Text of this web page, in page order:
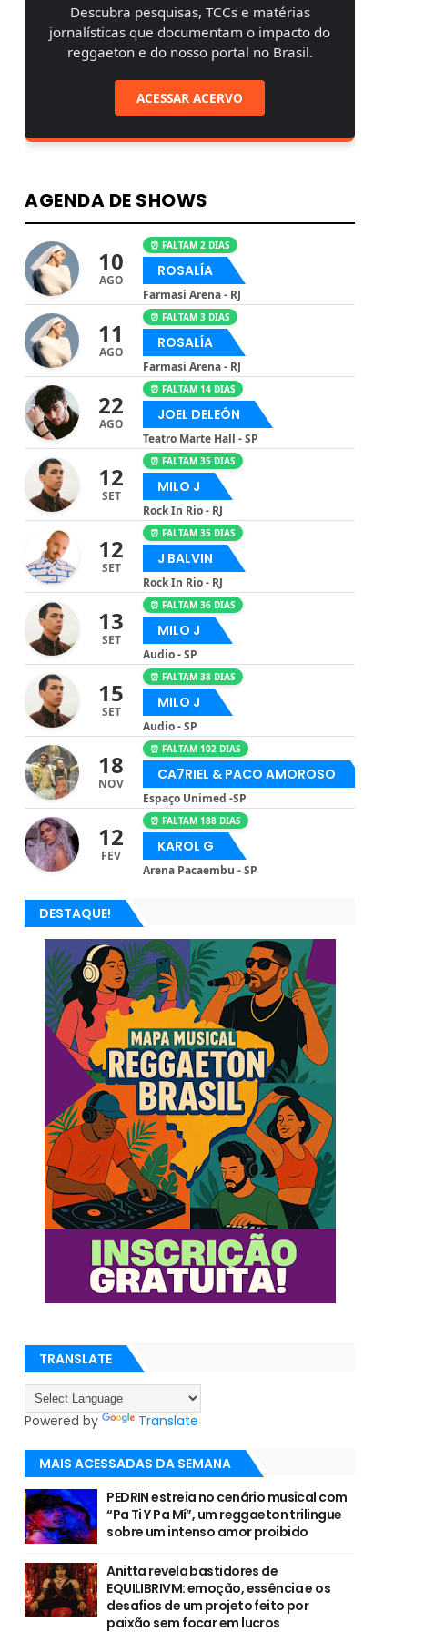
Descubra pesquisas, TCCs e matérias
jornalísticas que documentam o impacto do
reggaeton e do nosso portal no Brasil.
ACESSAR ACERVO
AGENDA DE SHOWS
10
AGO
⏰ FALTAM 2 DIAS
ROSALÍA
Farmasi Arena - RJ
11
AGO
⏰ FALTAM 3 DIAS
ROSALÍA
Farmasi Arena - RJ
22
AGO
⏰ FALTAM 14 DIAS
JOEL DELEÓN
Teatro Marte Hall - SP
12
SET
⏰ FALTAM 35 DIAS
MILO J
Rock In Rio - RJ
12
SET
⏰ FALTAM 35 DIAS
J BALVIN
Rock In Rio - RJ
13
SET
⏰ FALTAM 36 DIAS
MILO J
Audio - SP
15
SET
⏰ FALTAM 38 DIAS
MILO J
Audio - SP
18
NOV
⏰ FALTAM 102 DIAS
CA7RIEL & PACO AMOROSO
Espaço Unimed -SP
12
FEV
⏰ FALTAM 188 DIAS
KAROL G
Arena Pacaembu - SP
DESTAQUE!
TRANSLATE
Powered by Translate
MAIS ACESSADAS DA SEMANA
PEDRIN estreia no cenário musical com
“Pa Ti Y Pa Mí”, um reggaeton trilingue
sobre um intenso amor proibido
Anitta revela bastidores de
EQUILIBRIVM: emoção, essência e os
desafios de um projeto feito por
paixão sem focar em lucros